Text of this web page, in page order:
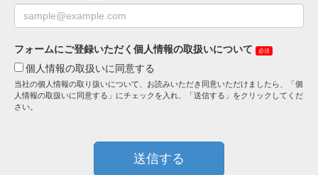
フォームにご登録いただく個人情報の取扱いについて
個人情報の取扱いに同意する
当社の個人情報の取り扱いについて、お読みいただき同意いただけましたら、「個
人情報の取扱いに同意する」にチェックを入れ、「送信する」をクリックしてくだ
さい。